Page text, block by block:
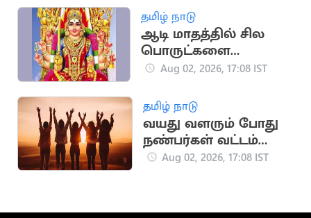
நிபுணர்கள் கணிப்பு
தமிழ் நாடு
ஆடி மாதத்தில் சில
பொருட்களை
வாங்கினால் பண
Aug 02, 2026, 17:08 IST
தமிழ் நாடு
வயது வளரும் போது
நண்பர்கள் வட்டம்
சுருங்குவது ஏன்?
Aug 02, 2026, 17:08 IST